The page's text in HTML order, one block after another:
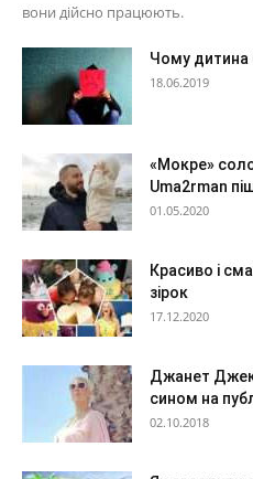
вони дійсно працюють.
Чому дитина
18.06.2019
«Мокре»
Uma2rman
01.05.2020
Красиво і
зірок
17.12.2020
Джанет
сином на
02.10.2018